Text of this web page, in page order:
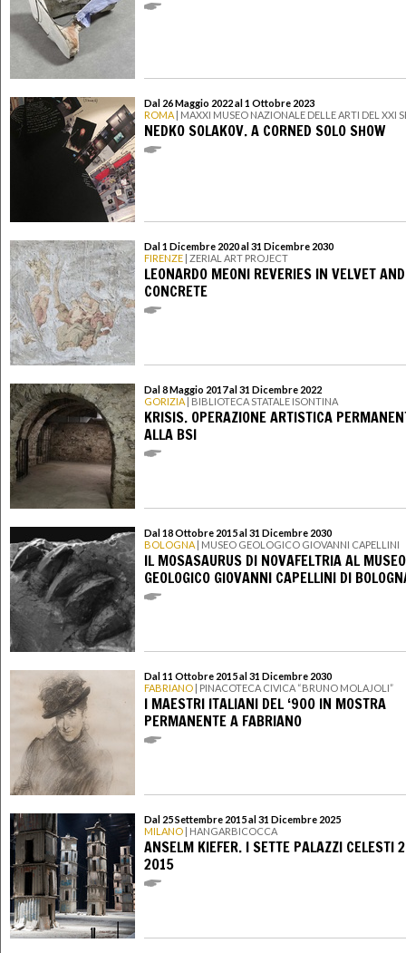
Dal 26 Maggio 2022 al 1 Ottobre 2023
ROMA | MAXXI MUSEO NAZIONALE DELLE ARTI DEL XXI
NEDKO SOLAKOV. A CORNED SOLO SHOW
Dal 1 Dicembre 2020 al 31 Dicembre 2030
FIRENZE | ZERIAL ART PROJECT
LEONARDO MEONI REVERIES IN VELVET AND
CONCRETE
Dal 8 Maggio 2017 al 31 Dicembre 2022
GORIZIA | BIBLIOTECA STATALE ISONTINA
KRISIS. OPERAZIONE ARTISTICA
ALLA BSI
Dal 18 Ottobre 2015 al 31 Dicembre 2030
BOLOGNA | MUSEO GEOLOGICO GIOVANNI CAPELLINI
IL MOSASAURUS DI NOVAFELTRIA AL MUSEO
GEOLOGICO GIOVANNI CAPELLINI DI
Dal 11 Ottobre 2015 al 31 Dicembre 2030
FABRIANO | PINACOTECA CIVICA “BRUNO MOLAJOLI”
I MAESTRI ITALIANI DEL ‘900 IN MOSTRA
PERMANENTE A FABRIANO
Dal 25 Settembre 2015 al 31 Dicembre 2025
MILANO | HANGARBICOCCA
ANSELM KIEFER. I SETTE PALAZZI CELESTI
2015